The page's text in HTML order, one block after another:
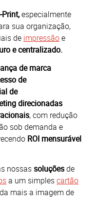
especialmente
sua organização,
de impressãoe
e centralizado.
de marca
de
de
direcionadas
, com redução
sob demanda e
ROI mensurável
nossassoluçõesde
a um simplescartão
mais a imagem de